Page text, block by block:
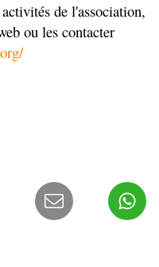
de l'association,
ou les contacter